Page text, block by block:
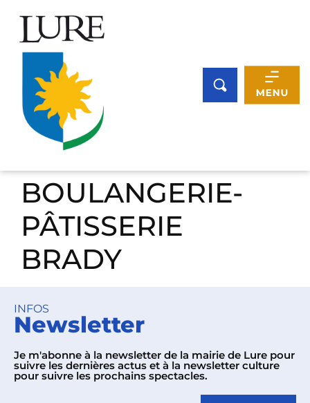
BOULANGERIE-
PÂTISSERIE
BRADY
INFOS
Newsletter
Je m'abonne à la newsletter de la mairie de Lure pour
suivre les dernières actus et à la newsletter culture
pour suivre les prochains spectacles.